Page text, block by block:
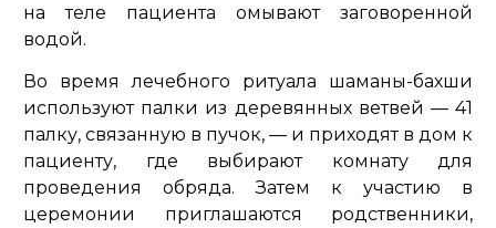
на теле пациента омывают заговоренной
водой.
Во время лечебного ритуала шаманы-бахши
используют палки из деревянных ветвей — 41
палку, связанную в пучок, — и приходят в дом к
пациенту, где выбирают комнату для
проведения обряда. Затем к участию в
церемонии приглашаются родственники,